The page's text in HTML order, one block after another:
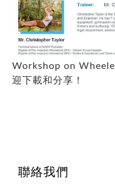
Workshop on
迎下載和分享！
聯絡我們